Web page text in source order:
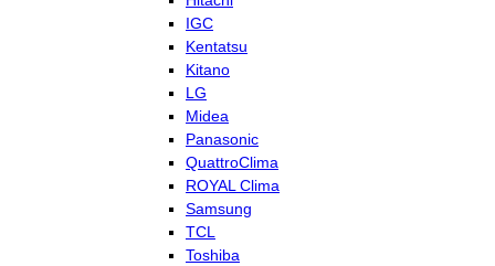
IGC
Kentatsu
Kitano
LG
Midea
Panasonic
QuattroClima
ROYAL Clima
Samsung
TCL
Toshiba